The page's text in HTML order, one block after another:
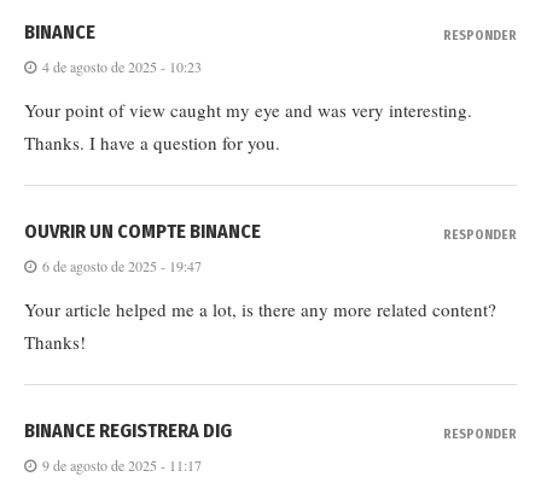
BINANCE
4 de agosto de 2025 - 10:23
Your point of view caught my eye and was very interesting.
Thanks. I have a question for you.
RESPONDER
OUVRIR UN COMPTE BINANCE
6 de agosto de 2025 - 19:47
Your article helped me a lot, is there any more related content?
Thanks!
RESPONDER
BINANCE REGISTRERA DIG
9 de agosto de 2025 - 11:17
RESPONDER